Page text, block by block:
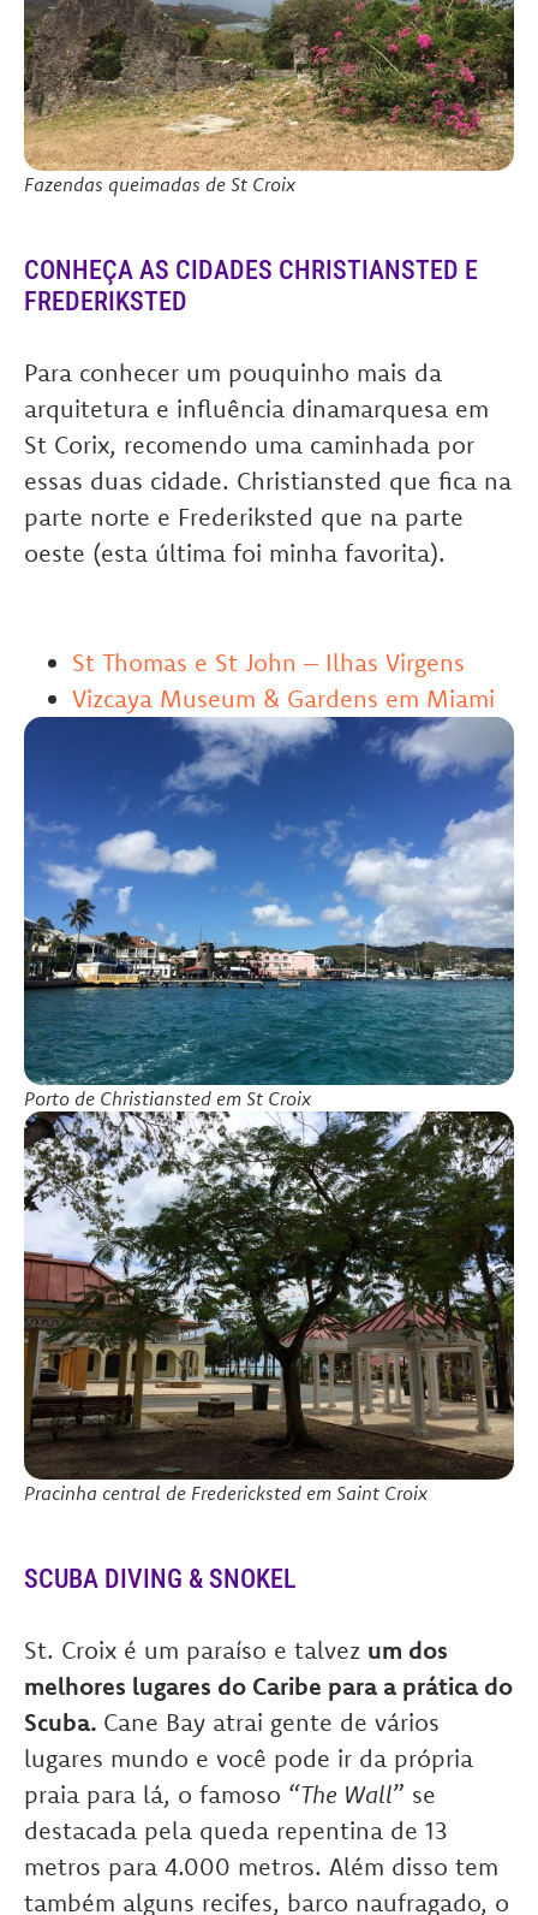
Fazendas queimadas de St Croix
CONHEÇA AS CIDADES CHRISTIANSTED E
FREDERIKSTED
Para conhecer um pouquinho mais da
arquitetura e influência dinamarquesa em
St Corix, recomendo uma caminhada por
essas duas cidade. Christiansted que fica na
parte norte e Frederiksted que na parte
oeste (esta última foi minha favorita).
St Thomas e St John – Ilhas Virgens
Vizcaya Museum & Gardens em Miami
Porto de Christiansted em St Croix
Pracinha central de Fredericksted em Saint Croix
SCUBA DIVING & SNOKEL
St. Croix é um paraíso e talvez um dos
melhores lugares do Caribe para a prática do
Scuba. Cane Bay atrai gente de vários
lugares mundo e você pode ir da própria
praia para lá, o famoso “The Wall” se
destacada pela queda repentina de 13
metros para 4.000 metros. Além disso tem
também alguns recifes, barco naufragado, o